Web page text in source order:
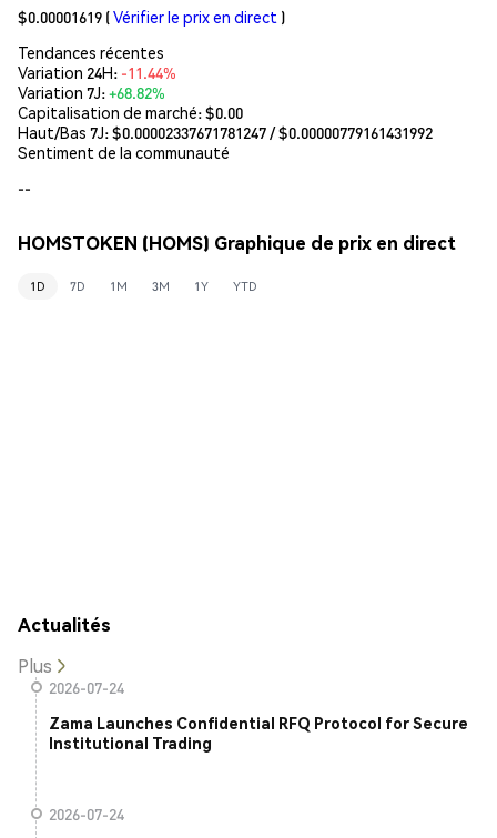
$0.00001619 (Vérifier le prix en direct )
Tendances récentes
Variation 24H: -11.44%
Variation 7J:+68.82%
Capitalisation de marché:$0.00
Haut/Bas 7J: $0.00002337671781247/ $0.00000779161431992
Sentiment de la communauté
--
HOMSTOKEN (HOMS) Graphique de prix en direct
1D 7D 1M 3M 1Y YTD
Actualités
Plus
2026-07-24
Zama Launches Confidential RFQ Protocol for Secure
Institutional Trading
2026-07-24